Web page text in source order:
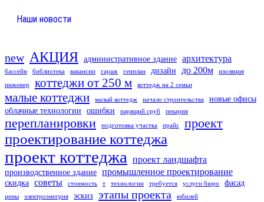
Наши новости
new АКЦИЯ административное здание архитектура
бассейн библиотека вакансии гараж генплан дизайн до 200м изоляция
инженер коттеджи от 250 м коттедж на 2 семьи
малые коттеджи малый коттедж начало строительства
новые офисы
облачные технологии
ошибки парящий сруб пекарня
перепланировки подготовка участка прайс проект
проектирование коттеджа
проект коттеджа проект ландшафта
производственное здание промышленное проектирование
скидка советы стоимость т технологии требуется услуги бюро фасад
цены электроэнегрия эскиз этапы проекта юбилей